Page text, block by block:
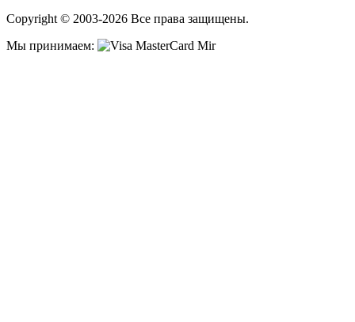
Copyright © 2003-2026 Все права защищены.
Мы принимаем: